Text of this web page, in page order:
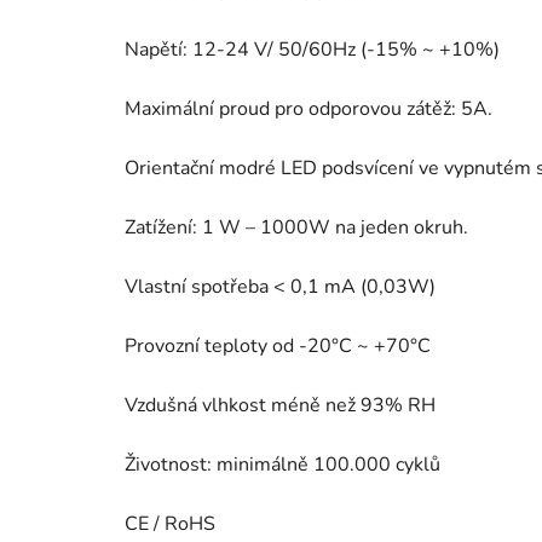
Napětí: 12-24 V/ 50/60Hz (-15% ~ +10%)
Maximální proud pro odporovou zátěž: 5A.
Orientační modré LED podsvícení ve vypnutém
Zatížení: 1 W – 1000W na jeden okruh.
Vlastní spotřeba < 0,1 mA (0,03W)
Provozní teploty od -20°C ~ +70°C
Vzdušná vlhkost méně než 93% RH
Životnost: minimálně 100.000 cyklů
CE / RoHS